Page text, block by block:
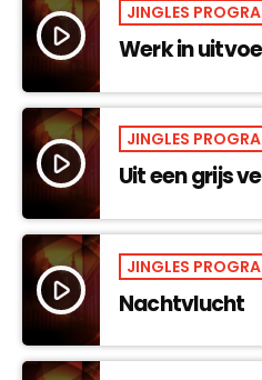
play_arrow
JINGLES
Werk in
play_arrow
JINGLES
Uit een grijs
play_arrow
JINGLES
Nachtvlucht